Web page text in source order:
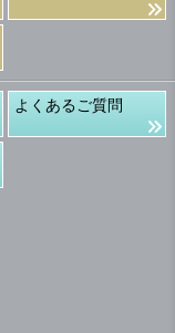
よくあるご質問